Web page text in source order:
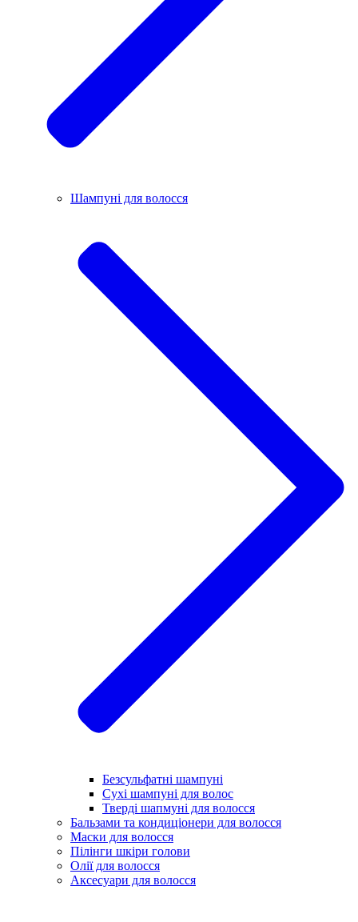
Шампуні для волосся
Безсульфатні шампуні
Сухі шампуні для волос
Тверді шапмуні для волосся
Бальзами та кондиціонери для волосся
Маски для волосся
Пілінги шкіри голови
Олії для волосся
Аксесуари для волосся